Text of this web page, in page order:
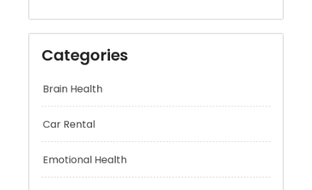
Categories
Brain Health
Car Rental
Emotional Health